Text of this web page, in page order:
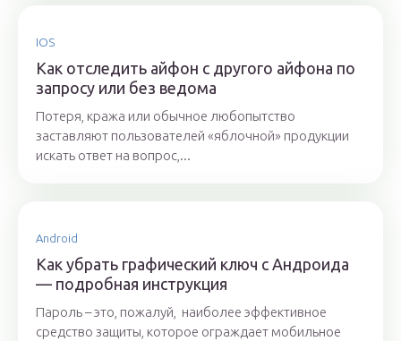
IOS
Как отследить айфон с другого айфона по
запросу или без ведома
Потеря, кража или обычное любопытство
заставляют пользователей «яблочной» продукции
искать ответ на вопрос,...
Android
Как убрать графический ключ с Андроида
— подробная инструкция
Пароль – это, пожалуй, наиболее эффективное
средство защиты, которое ограждает мобильное